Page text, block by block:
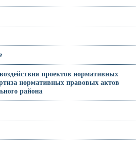
проектов нормативных
нормативных правовых актов
района